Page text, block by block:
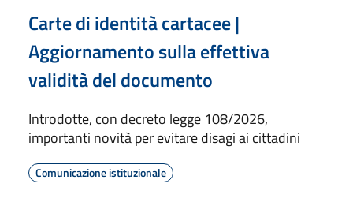
Carte di identità cartacee |
Aggiornamento sulla effettiva
validità del documento
Introdotte, con decreto legge 108/2026,
importanti novità per evitare disagi ai cittadini
Comunicazione istituzionale